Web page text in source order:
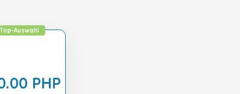
PHP
Top-Auswahl